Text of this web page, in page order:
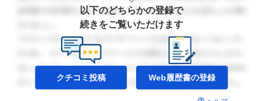
以下のどちらかの登録で
続きをご覧いただけます
クチコミ投稿 Web履歴書の登録